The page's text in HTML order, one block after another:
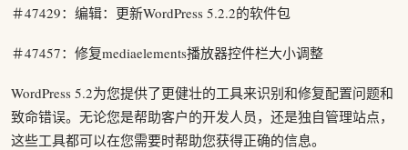
＃47429：编辑：更新WordPress 5.2.2的软件包
＃47457：修复mediaelements播放器控件栏大小调整
WordPress 5.2为您提供了更健壮的工具来识别和修复配置问题和
致命错误。无论您是帮助客户的开发人员，还是独自管理站点，
这些工具都可以在您需要时帮助您获得正确的信息。